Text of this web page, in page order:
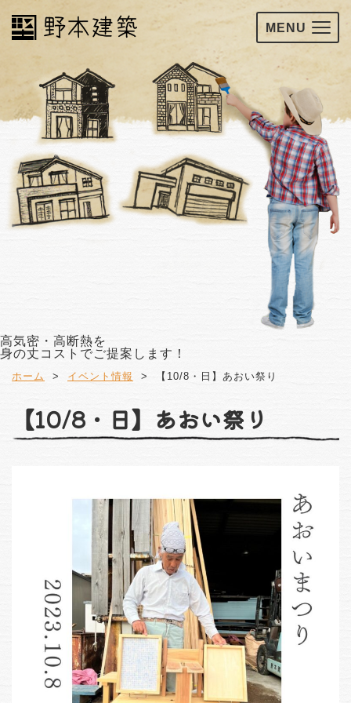
MENU
高気密・高断熱を
身の丈コストでご提案します！
ホーム イベント情報 【10/8・日】あおい祭り
【10/8・日】あおい祭り